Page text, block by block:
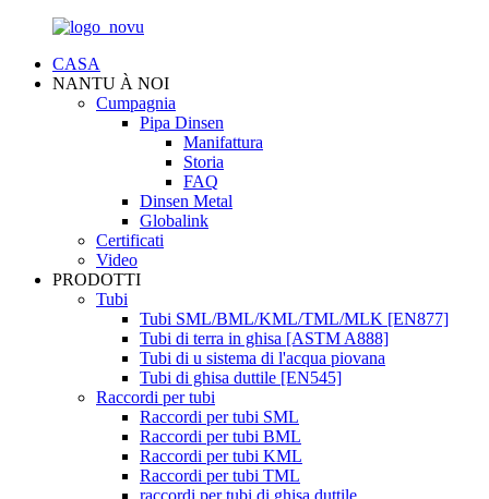
CASA
NANTU À NOI
Cumpagnia
Pipa Dinsen
Manifattura
Storia
FAQ
Dinsen Metal
Globalink
Certificati
Video
PRODOTTI
Tubi
Tubi SML/BML/KML/TML/MLK [EN877]
Tubi di terra in ghisa [ASTM A888]
Tubi di u sistema di l'acqua piovana
Tubi di ghisa duttile [EN545]
Raccordi per tubi
Raccordi per tubi SML
Raccordi per tubi BML
Raccordi per tubi KML
Raccordi per tubi TML
raccordi per tubi di ghisa duttile